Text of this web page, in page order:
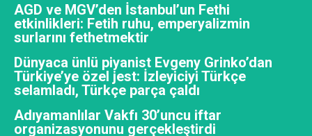
AGD ve MGV’den İstanbul’un Fethi
etkinlikleri: Fetih ruhu, emperyalizmin
surlarını fethetmektir
Dünyaca ünlü piyanist Evgeny Grinko’dan
Türkiye’ye özel jest: İzleyiciyi Türkçe
selamladı, Türkçe parça çaldı
Adıyamanlılar Vakfı 30’uncu iftar
organizasyonunu gerçekleştirdi